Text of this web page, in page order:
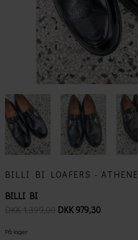
BILLI BI LOAFERS - ATHENE
BILLI BI
DKK 1.399,00 DKK 979,30
På lager